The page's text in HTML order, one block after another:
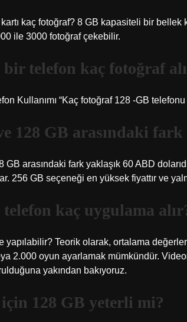
kaç fotoğraf? 8 GB kapasiteli bir bellek
ile 3000 fotoğraf çekebilir.
bir telefon kaç fotoğraf
Kullanımı “Kaç fotoğraf 128 -GB
128 GB arasındaki
GB arasındaki fark yaklaşık 60 ABD
256 GB seçeneği en yüksek fiyattır ve
telefon kaç uygulama
yapılabilir? Teorik olarak, ortalama
2.000 oyun ayarlamak mümkündür.
yakından bakıyoruz.
128 GB yeterli mi?